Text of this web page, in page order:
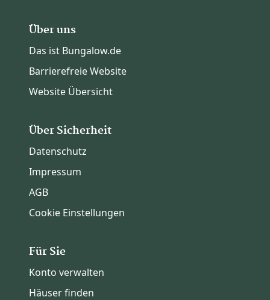
Über uns
Das ist Bungalow.de
Barrierefreie Website
Website Übersicht
Über Sicherheit
Datenschutz
Impressum
AGB
Cookie Einstellungen
Für Sie
Konto verwalten
Häuser finden